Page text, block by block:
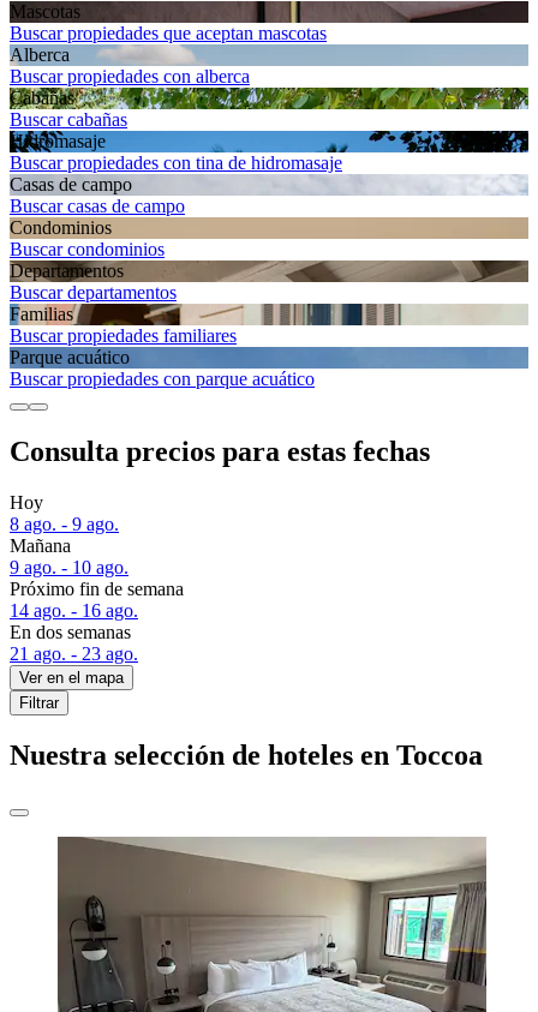
Mascotas
Buscar propiedades que aceptan mascotas
Alberca
Buscar propiedades con alberca
Cabañas
Buscar cabañas
Hidromasaje
Buscar propiedades con tina de hidromasaje
Casas de campo
Buscar casas de campo
Condominios
Buscar condominios
Departa­mentos
Buscar departamentos
Familias
Buscar propiedades familiares
Parque acuático
Buscar propiedades con parque acuático
Consulta precios para estas fechas
Hoy
8 ago. - 9 ago.
Mañana
9 ago. - 10 ago.
Próximo fin de semana
14 ago. - 16 ago.
En dos semanas
21 ago. - 23 ago.
Ver en el mapa
Filtrar
Nuestra selección de hoteles en Toccoa